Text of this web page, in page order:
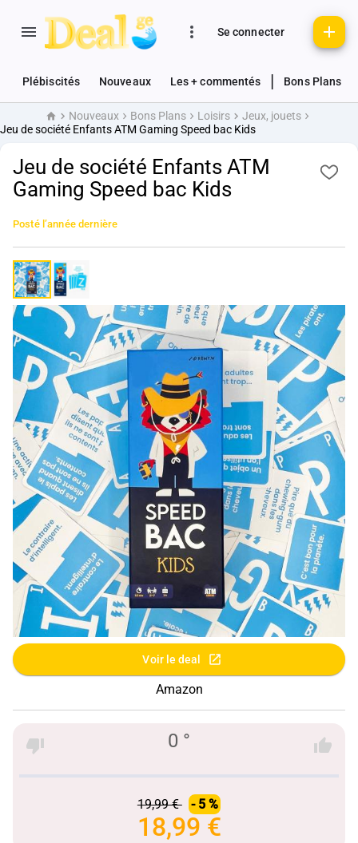
Se connecter
Plébiscités Nouveaux Les + commentés Bons Plans
AccueilNouveaux Bons Plans Loisirs
Jeux, jouets
Jeu de société Enfants ATM Gaming Speed bac Kids
Jeu de société Enfants ATM
Gaming Speed bac Kids
Posté l’année dernière
Voir le deal
Amazon
0 °
19,99 € - 5 %
18,99 €